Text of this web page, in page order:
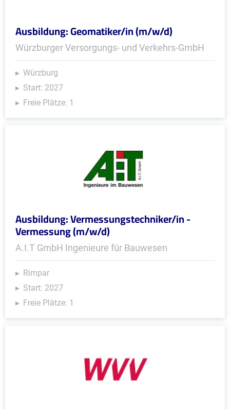
Ausbildung: Geomatiker/in (m/w/d)
Würzburger Versorgungs- und Verkehrs-GmbH
Würzburg
Start: 2027
Freie Plätze: 1
Ausbildung: Vermessungstechniker/in -
Vermessung (m/w/d)
A.I.T GmbH Ingenieure für Bauwesen
Rimpar
Start: 2027
Freie Plätze: 1